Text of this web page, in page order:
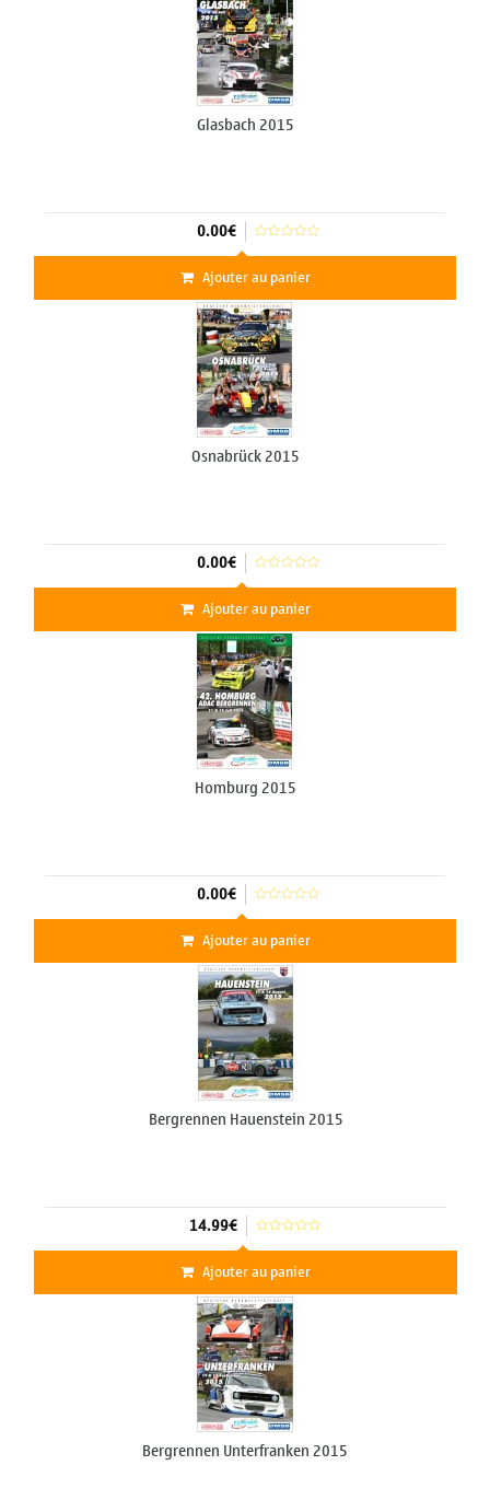
Glasbach 2015
0.00€
Ajouter au panier
Osnabrück 2015
0.00€
Ajouter au panier
Homburg 2015
0.00€
Ajouter au panier
Bergrennen Hauenstein 2015
14.99€
Ajouter au panier
Bergrennen Unterfranken 2015